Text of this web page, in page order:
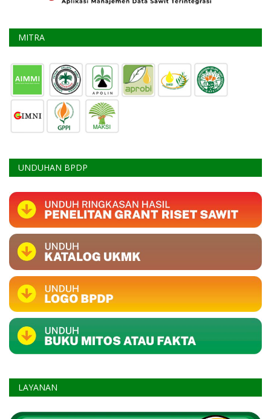
MITRA
UNDUHAN BPDP
LAYANAN